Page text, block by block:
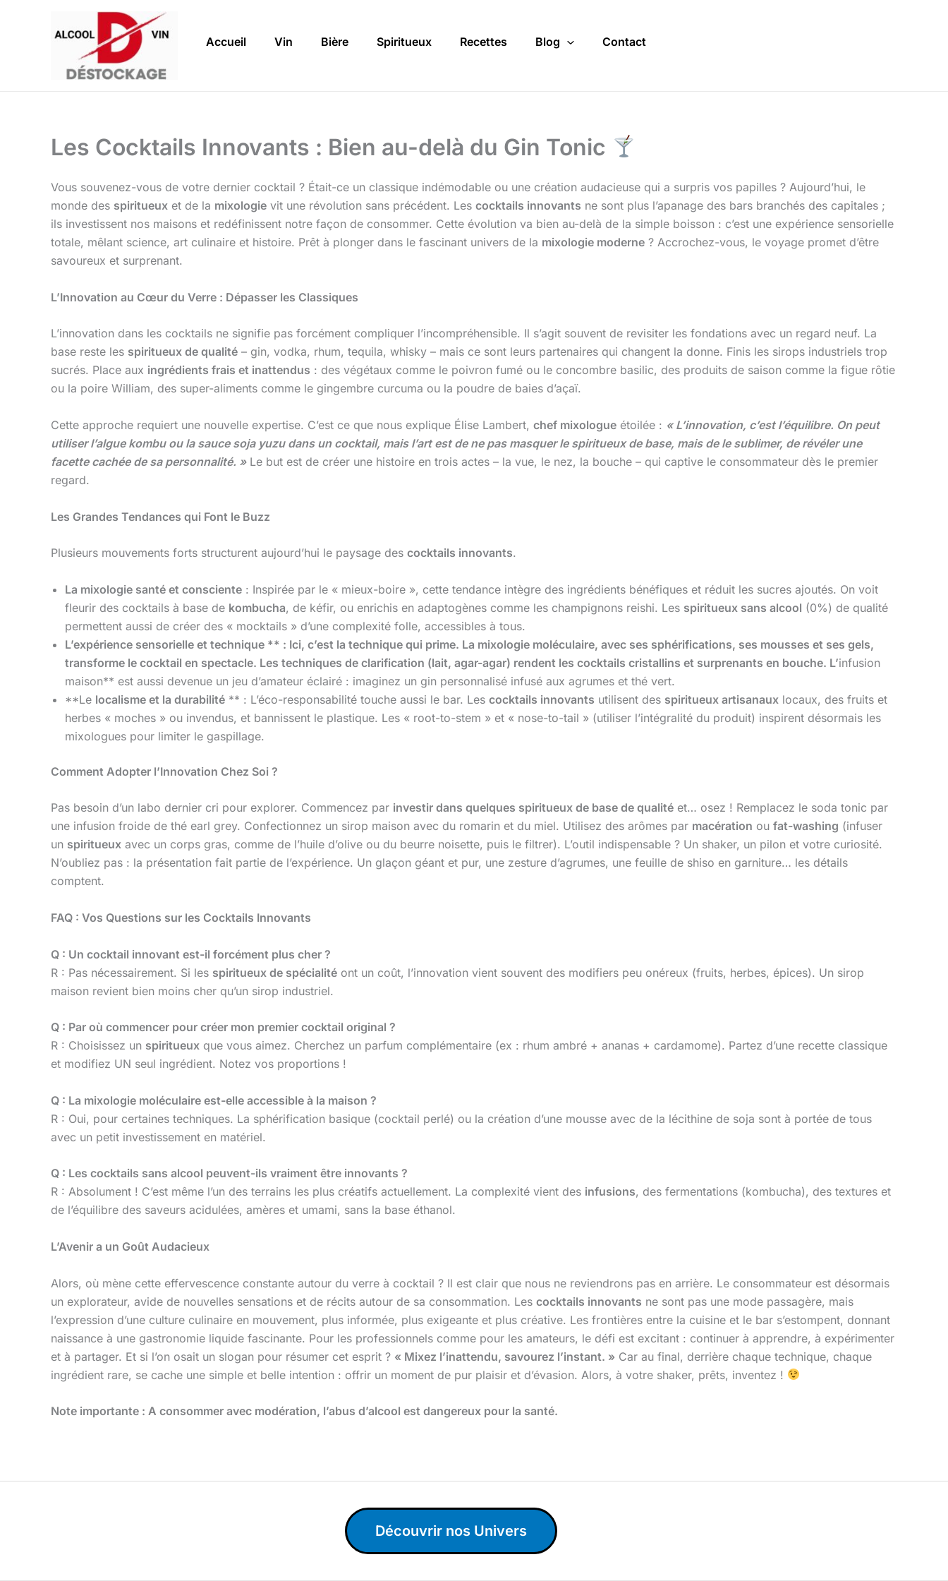
Accueil Vin Bière Spiritueux Recettes Blog Contact
Les Cocktails Innovants : Bien au-delà du Gin Tonic
Vous souvenez-vous de votre dernier cocktail ? Était-ce un classique indémodable ou une création audacieuse qui a surpris vos papilles ? Aujourd’hui, le
monde des spiritueux et de la mixologie vit une révolution sans précédent. Les cocktails innovants ne sont plus l’apanage des bars branchés des capitales ;
ils investissent nos maisons et redéfinissent notre façon de consommer. Cette évolution va bien au-delà de la simple boisson : c’est une expérience sensorielle
totale, mêlant science, art culinaire et histoire. Prêt à plonger dans le fascinant univers de la mixologie moderne ? Accrochez-vous, le voyage promet d’être
savoureux et surprenant.
L’Innovation au Cœur du Verre : Dépasser les Classiques
L’innovation dans les cocktails ne signifie pas forcément compliquer l’incompréhensible. Il s’agit souvent de revisiter les fondations avec un regard neuf. La
base reste les spiritueux de qualité – gin, vodka, rhum, tequila, whisky – mais ce sont leurs partenaires qui changent la donne. Finis les sirops industriels trop
sucrés. Place aux ingrédients frais et inattendus : des végétaux comme le poivron fumé ou le concombre basilic, des produits de saison comme la figue rôtie
ou la poire William, des super-aliments comme le gingembre curcuma ou la poudre de baies d’açaï.
Cette approche requiert une nouvelle expertise. C’est ce que nous explique Élise Lambert, chef mixologue étoilée : « L’innovation, c’est l’équilibre. On peut
utiliser l’algue kombu ou la sauce soja yuzu dans un cocktail, mais l’art est de ne pas masquer le spiritueux de base, mais de le sublimer, de révéler une
facette cachée de sa personnalité. »Le but est de créer une histoire en trois actes – la vue, le nez, la bouche – qui captive le consommateur dès le premier
regard.
Les Grandes Tendances qui Font le Buzz
Plusieurs mouvements forts structurent aujourd’hui le paysage des cocktails innovants.
La mixologie santé et consciente : Inspirée par le « mieux-boire », cette tendance intègre des ingrédients bénéfiques et réduit les sucres ajoutés. On voit
fleurir des cocktails à base de kombucha, de kéfir, ou enrichis en adaptogènes comme les champignons reishi. Les spiritueux sans alcool (0%) de qualité
permettent aussi de créer des « mocktails » d’une complexité folle, accessibles à tous.
L’expérience sensorielle et technique ** : Ici, c’est la technique qui prime. La mixologie moléculaire, avec ses sphérifications, ses mousses et ses gels,
transforme le cocktail en spectacle. Les techniques de clarification (lait, agar-agar) rendent les cocktails cristallins et surprenants en bouche. L’infusion
maison** est aussi devenue un jeu d’amateur éclairé : imaginez un gin personnalisé infusé aux agrumes et thé vert.
**Le localisme et la durabilité ** : L’éco-responsabilité touche aussi le bar. Les cocktails innovants utilisent des spiritueux artisanaux locaux, des fruits et
herbes « moches » ou invendus, et bannissent le plastique. Les « root-to-stem » et « nose-to-tail » (utiliser l’intégralité du produit) inspirent désormais les
mixologues pour limiter le gaspillage.
Comment Adopter l’Innovation Chez Soi ?
Pas besoin d’un labo dernier cri pour explorer. Commencez par investir dans quelques spiritueux de base de qualité et… osez ! Remplacez le soda tonic par
une infusion froide de thé earl grey. Confectionnez un sirop maison avec du romarin et du miel. Utilisez des arômes par macération ou fat-washing (infuser
un spiritueux avec un corps gras, comme de l’huile d’olive ou du beurre noisette, puis le filtrer). L’outil indispensable ? Un shaker, un pilon et votre curiosité.
N’oubliez pas : la présentation fait partie de l’expérience. Un glaçon géant et pur, une zesture d’agrumes, une feuille de shiso en garniture… les détails
comptent.
FAQ : Vos Questions sur les Cocktails Innovants
Q : Un cocktail innovant est-il forcément plus cher ?
R : Pas nécessairement. Si les spiritueux de spécialité ont un coût, l’innovation vient souvent des modifiers peu onéreux (fruits, herbes, épices). Un sirop
maison revient bien moins cher qu’un sirop industriel.
Q : Par où commencer pour créer mon premier cocktail original ?
R : Choisissez un spiritueux que vous aimez. Cherchez un parfum complémentaire (ex : rhum ambré + ananas + cardamome). Partez d’une recette classique
et modifiez UN seul ingrédient. Notez vos proportions !
Q : La mixologie moléculaire est-elle accessible à la maison ?
R : Oui, pour certaines techniques. La sphérification basique (cocktail perlé) ou la création d’une mousse avec de la lécithine de soja sont à portée de tous
avec un petit investissement en matériel.
Q : Les cocktails sans alcool peuvent-ils vraiment être innovants ?
R : Absolument ! C’est même l’un des terrains les plus créatifs actuellement. La complexité vient des infusions, des fermentations (kombucha), des textures et
de l’équilibre des saveurs acidulées, amères et umami, sans la base éthanol.
L’Avenir a un Goût Audacieux
Alors, où mène cette effervescence constante autour du verre à cocktail ? Il est clair que nous ne reviendrons pas en arrière. Le consommateur est désormais
un explorateur, avide de nouvelles sensations et de récits autour de sa consommation. Les cocktails innovants ne sont pas une mode passagère, mais
l’expression d’une culture culinaire en mouvement, plus informée, plus exigeante et plus créative. Les frontières entre la cuisine et le bar s’estompent, donnant
naissance à une gastronomie liquide fascinante. Pour les professionnels comme pour les amateurs, le défi est excitant : continuer à apprendre, à expérimenter
et à partager. Et si l’on osait un slogan pour résumer cet esprit ? « Mixez l’inattendu, savourez l’instant. » Car au final, derrière chaque technique, chaque
ingrédient rare, se cache une simple et belle intention : offrir un moment de pur plaisir et d’évasion. Alors, à votre shaker, prêts, inventez !
Note importante : A consommer avec modération, l’abus d’alcool est dangereux pour la santé.
Découvrir nos Univers